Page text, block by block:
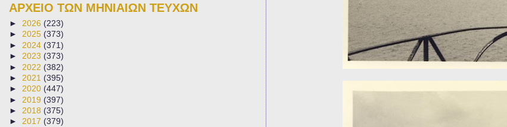
ΑΡΧΕΙΟ ΤΩΝ ΜΗΝΙΑΙΩΝ ΤΕΥΧΩΝ
► 2026 (223)
► 2025 (373)
► 2024 (371)
► 2023 (373)
► 2022 (382)
► 2021 (395)
► 2020 (447)
► 2019 (397)
► 2018 (375)
► 2017 (379)